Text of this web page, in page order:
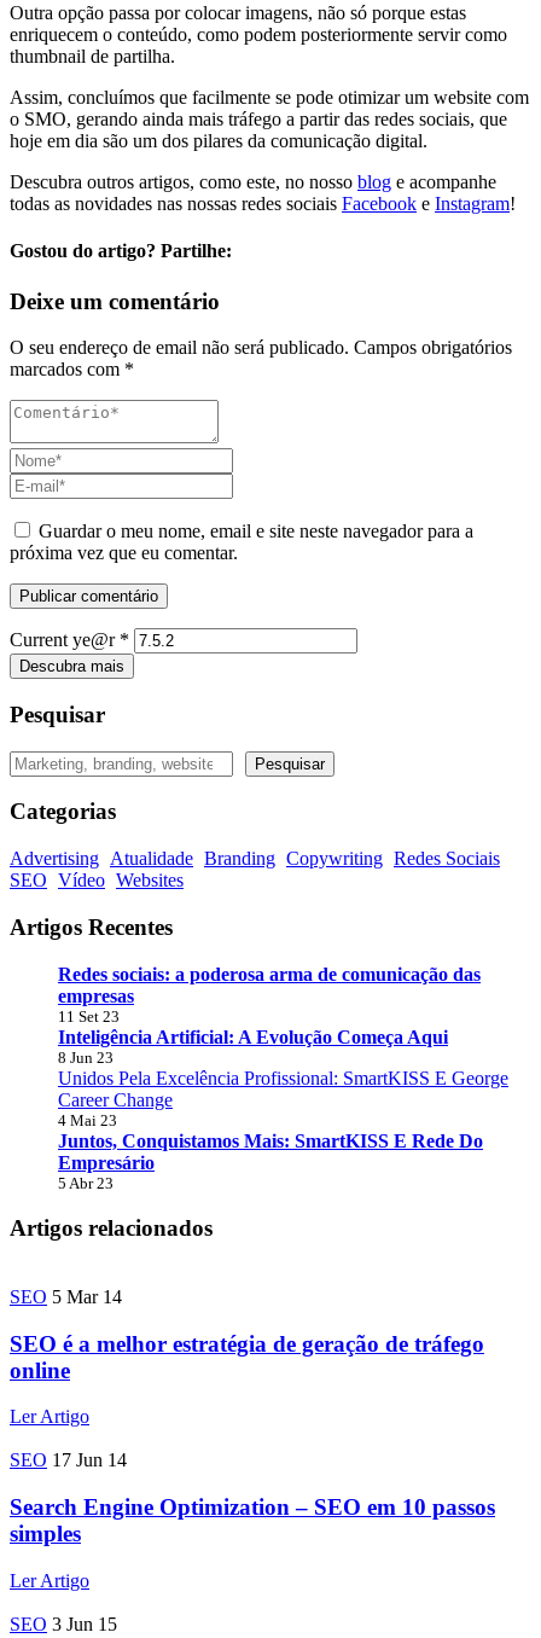
Outra opção passa por colocar imagens, não só porque estas
enriquecem o conteúdo, como podem posteriormente servir como
thumbnail de partilha.
Assim, concluímos que facilmente se pode otimizar um website com
o SMO, gerando ainda mais tráfego a partir das redes sociais, que
hoje em dia são um dos pilares da comunicação digital.
Descubra outros artigos, como este, no nosso blog e acompanhe
todas as novidades nas nossas redes sociais Facebook e Instagram!
Gostou do artigo? Partilhe:
Deixe um comentário
O seu endereço de email não será publicado. Campos obrigatórios
marcados com *
Guardar o meu nome, email e site neste navegador para a
próxima vez que eu comentar.
Current ye@r *
Descubra mais
Pesquisar
Pesquisar Pesquisar
Categorias
Advertising Atualidade Branding Copywriting Redes Sociais
SEO Vídeo Websites
Artigos Recentes
Redes sociais: a poderosa arma de comunicação das
empresas
11 Set 23
Inteligência Artificial: A Evolução Começa Aqui
8 Jun 23
Unidos Pela Excelência Profissional: SmartKISS E George
Career Change
4 Mai 23
Juntos, Conquistamos Mais: SmartKISS E Rede Do
Empresário
5 Abr 23
Artigos relacionados
SEO 5 Mar 14
SEO é a melhor estratégia de geração de tráfego
online
Ler Artigo
SEO 17 Jun 14
Search Engine Optimization – SEO em 10 passos
simples
Ler Artigo
SEO 3 Jun 15